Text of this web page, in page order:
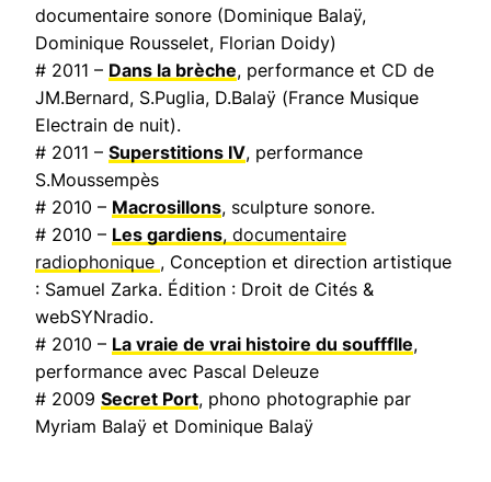
documentaire sonore (Dominique Balaÿ,
Dominique Rousselet, Florian Doidy)
# 2011 – Dans la brèche, performance et CD de
JM.Bernard, S.Puglia, D.Balaÿ (France Musique
Electrain de nuit).
# 2011 – Superstitions IV, performance
S.Moussempès
# 2010 – Macrosillons, sculpture sonore.
# 2010 – Les gardiens, documentaire
radiophonique , Conception et direction artistique
: Samuel Zarka. Édition : Droit de Cités &
webSYNradio.
# 2010 – La vraie de vrai histoire du souffflle,
performance avec Pascal Deleuze
# 2009 Secret Port, phono photographie par
Myriam Balaÿ et Dominique Balaÿ